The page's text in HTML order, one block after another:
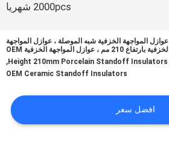
2000pcs شهريا
عوازل المواجهة الخزفية شبه الموصلة ، عوازل المواجهة
الخزفية بارتفاع 210 مم ، عوازل المواجهة الخزفية OEM
Height 210mm Porcelain Standoff Insulators
,
OEM Ceramic Standoff Insulators
افضل سعر